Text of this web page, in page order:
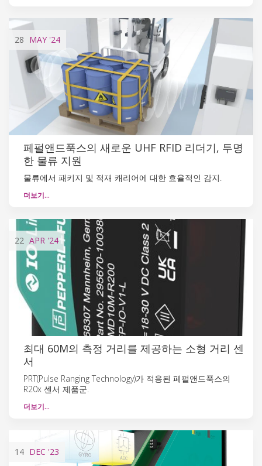
28 MAY '24
페펄앤드푹스의 새로운 UHF RFID 리더기, 투명
한 물류 지원
물류에서 패키지 및 적재 캐리어에 대한 효율적인 감지.
더보기…
22 APR '24
최대 60M의 측정 거리를 제공하는 소형 거리 센
서
PRT(Pulse Ranging Technology)가 적용된 페펄앤드푹스의
R20x 센서 제품군.
더보기…
14 DEC '23